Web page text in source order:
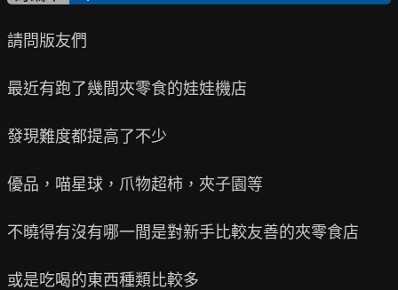
請問版友們
最近有跑了幾間夾零食的娃娃機店
發現難度都提高了不少
優品，喵星球，爪物超柿，夾子園等
不曉得有沒有哪一間是對新手比較友善的夾零食店
或是吃喝的東西種類比較多